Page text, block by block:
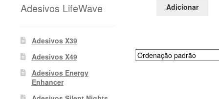
Adicionar
Adesivos LifeWave
Adesivos X39
Adesivos X49
Adesivos Energy
Enhancer